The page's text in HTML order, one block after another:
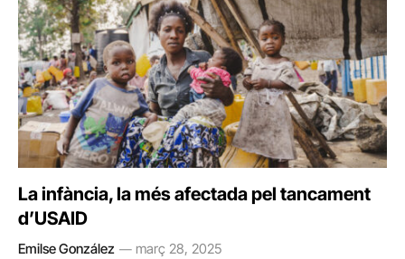
La infància, la més afectada pel tancament
d’USAID
Emilse González març 28, 2025